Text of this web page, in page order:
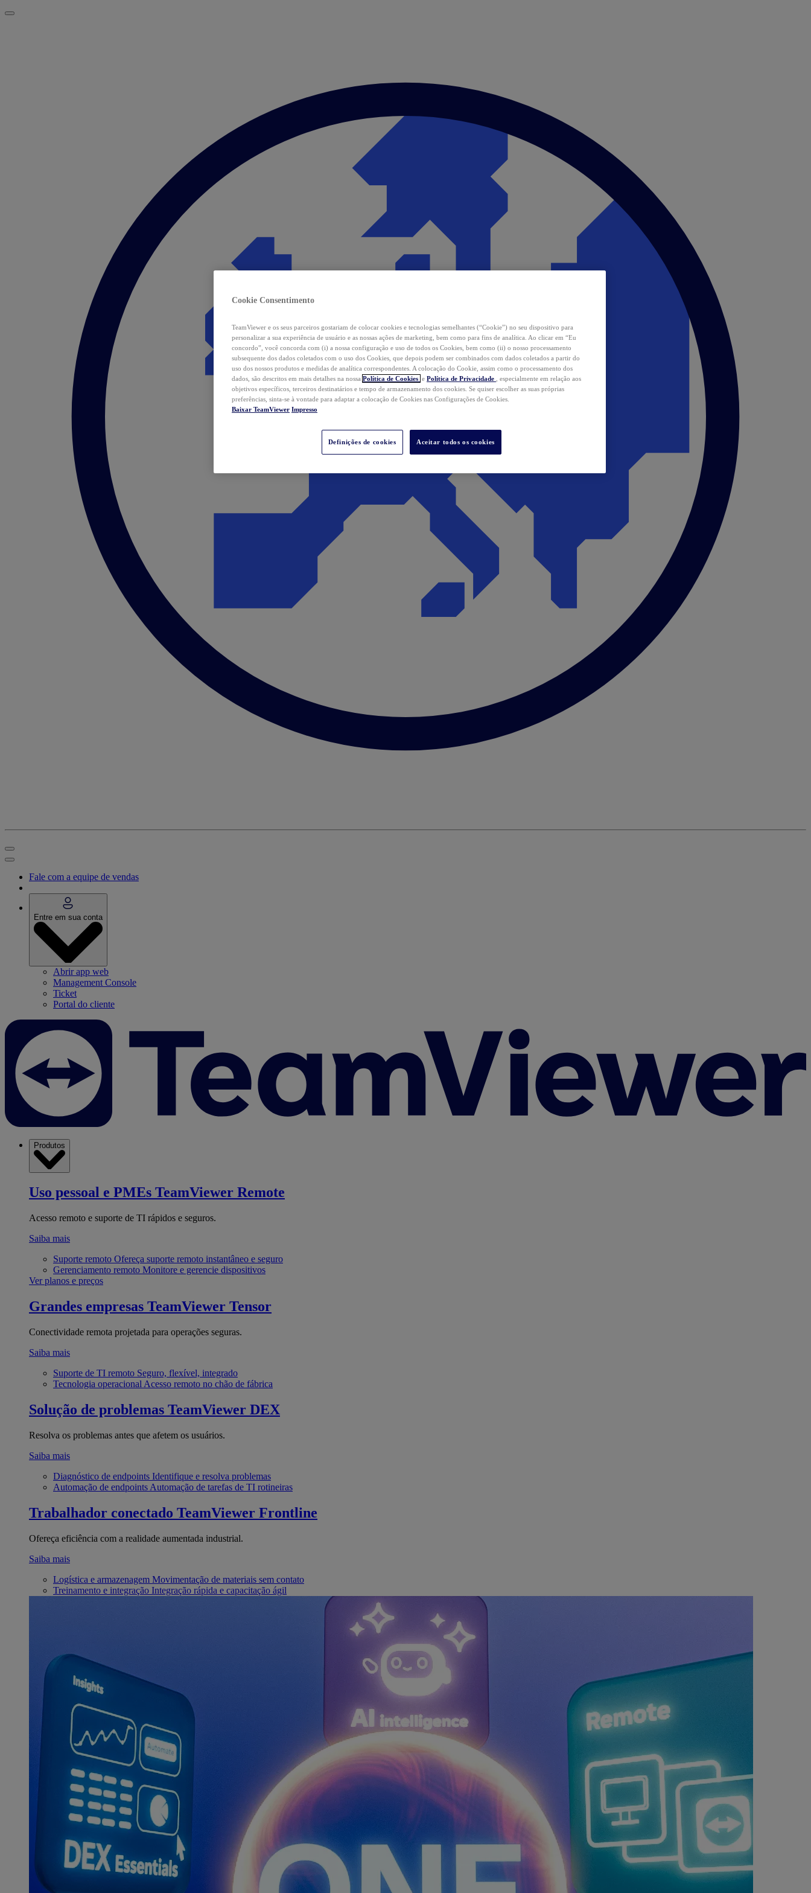
Fale com a equipe de vendas
Entre em sua conta
Abrir app web
Management Console
Ticket
Portal do cliente
Produtos
Uso pessoal e PMEs TeamViewer Remote
Acesso remoto e suporte de TI rápidos e seguros.
Saiba mais
Suporte remoto Ofereça suporte remoto instantâneo e seguro
Gerenciamento remoto Monitore e gerencie dispositivos
Ver planos e preços
Grandes empresas TeamViewer Tensor
Conectividade remota projetada para operações seguras.
Saiba mais
Suporte de TI remoto Seguro, flexível, integrado
Tecnologia operacional Acesso remoto no chão de fábrica
Solução de problemas TeamViewer DEX
Resolva os problemas antes que afetem os usuários.
Saiba mais
Diagnóstico de endpoints Identifique e resolva problemas
Automação de endpoints Automação de tarefas de TI rotineiras
Trabalhador conectado TeamViewer Frontline
Ofereça eficiência com a realidade aumentada industrial.
Saiba mais
Logística e armazenagem Movimentação de materiais sem contato
Treinamento e integração Integração rápida e capacitação ágil
Cookie Consentimento
TeamViewer e os seus parceiros gostariam de colocar cookies e tecnologias semelhantes (“Cookie”) no seu dispositivo para
personalizar a sua experiência de usuário e as nossas ações de marketing, bem como para fins de analítica. Ao clicar em “Eu
concordo”, você concorda com (i) a nossa configuração e uso de todos os Cookies, bem como (ii) o nosso processamento
subsequente dos dados coletados com o uso dos Cookies, que depois podem ser combinados com dados coletados a partir do
uso dos nossos produtos e medidas de analítica correspondentes. A colocação do Cookie, assim como o processamento dos
dados, são descritos em mais detalhes na nossa Política de Cookies e Política de Privacidade
, especialmente em relação aos
objetivos específicos, terceiros destinatários e tempo de armazenamento dos cookies. Se quiser escolher as suas próprias
preferências, sinta-se à vontade para adaptar a colocação de Cookies nas Configurações de Cookies.
Baixar TeamViewer Impresso
Definições de cookies Aceitar todos os cookies